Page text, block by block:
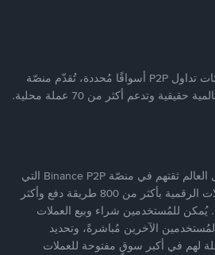
بينما تستهدف العديد من منصّات تداول P2P أسواقًا مُحددة، تُقدّم منصّة
يضع ملايين المُستخدمين حول العالم ثقتهم في منصّة Binance P2P التي
توفّر منصّة آمنة لتداول العملات الرقمية بأكثر من 800 طريقة دفع وأكثر
يُمكن للمُستخدمين شراء وبيع العملات
الآخرين مُباشرةً، وتحديد
لهم في أكبر سوقٍ مفتوحة للعملات